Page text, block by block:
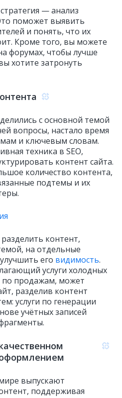
— анализ
поможет выявить
и понять, что их
Кроме того, вы можете
форумах, чтобы лучше
хотите затронуть
с основной темой
вопросы, настало время
и ключевым словам.
техника в SEO,
контент сайта.
количество контента,
подтемы и их
контент,
на отдельные
его видимость.
услуги холодных
по продажам, может
разделив контент
услуги по генерации
учётных записей
выпускают
поддерживая